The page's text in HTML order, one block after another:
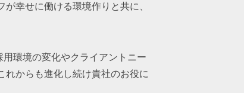
幸せに働ける環境作りと共に、
環境の変化やクライアントニー
れからも進化し続け貴社のお役に